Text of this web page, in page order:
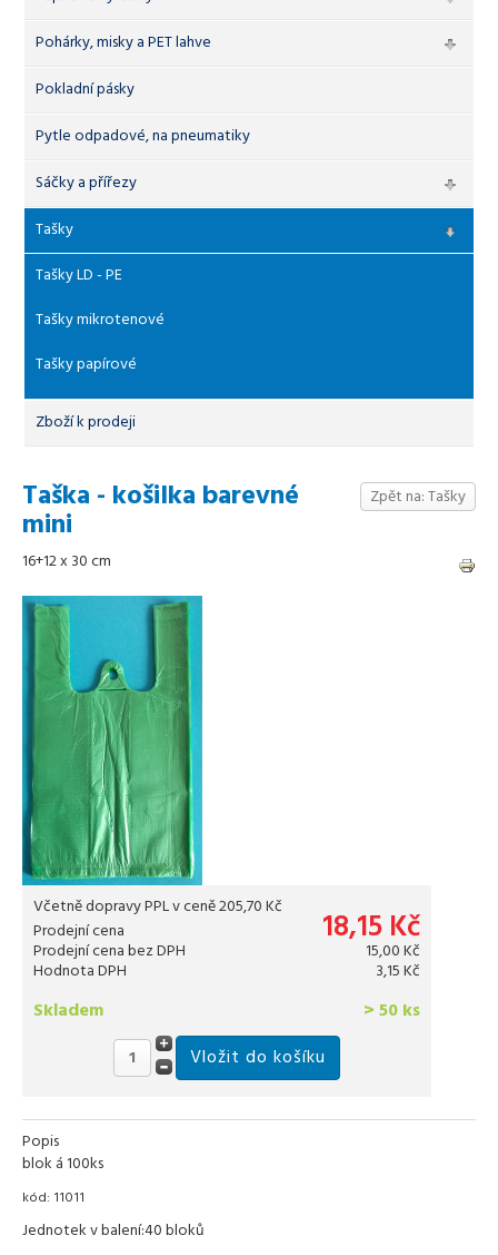
Pohárky, misky a PET lahve
Pokladní pásky
Pytle odpadové, na pneumatiky
Sáčky a přířezy
Tašky
Tašky LD - PE
Tašky mikrotenové
Tašky papírové
Zboží k prodeji
Zpět na: Tašky
Taška - košilka barevné
mini
16+12 x 30 cm
Včetně dopravy PPL v ceně 205,70 Kč
Prodejní cena
18,15 Kč
Prodejní cena bez DPH 15,00 Kč
Hodnota DPH 3,15 Kč
> 50 ks
Skladem
Popis
blok á 100ks
kód: 11011
Jednotek v balení:40 bloků